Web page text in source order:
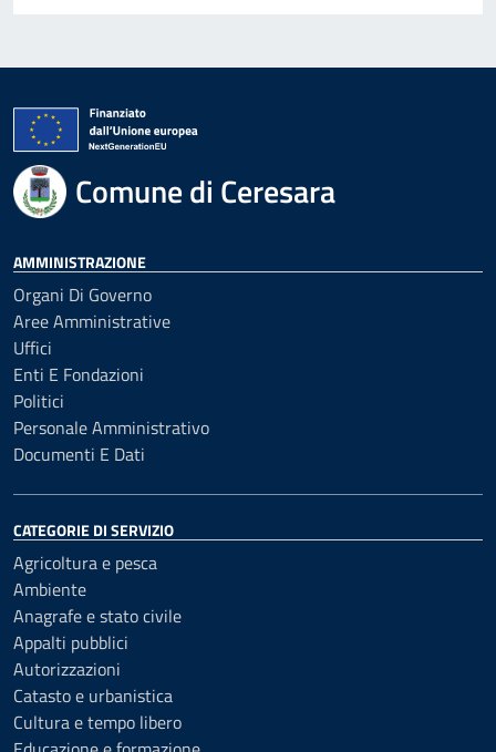
Comune di Ceresara
AMMINISTRAZIONE
Organi Di Governo
Aree Amministrative
Uffici
Enti E Fondazioni
Politici
Personale Amministrativo
Documenti E Dati
CATEGORIE DI SERVIZIO
Agricoltura e pesca
Ambiente
Anagrafe e stato civile
Appalti pubblici
Autorizzazioni
Catasto e urbanistica
Cultura e tempo libero